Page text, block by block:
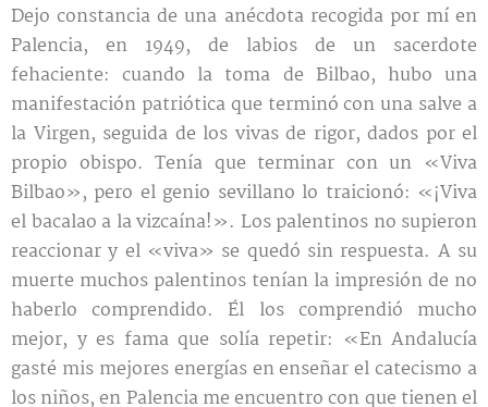
Dejo constancia de una anécdota recogida por mí en
Palencia, en 1949, de labios de un sacerdote
fehaciente: cuando la toma de Bilbao, hubo una
manifestación patriótica que terminó con una salve a
la Virgen, seguida de los vivas de rigor, dados por el
propio obispo. Tenía que terminar con un «Viva
Bilbao», pero el genio sevillano lo traicionó: «¡Viva
el bacalao a la vizcaína!». Los palentinos no supieron
reaccionar y el «viva» se quedó sin respuesta. A su
muerte muchos palentinos tenían la impresión de no
haberlo comprendido. Él los comprendió mucho
mejor, y es fama que solía repetir: «En Andalucía
gasté mis mejores energías en enseñar el catecismo a
los niños, en Palencia me encuentro con que tienen el